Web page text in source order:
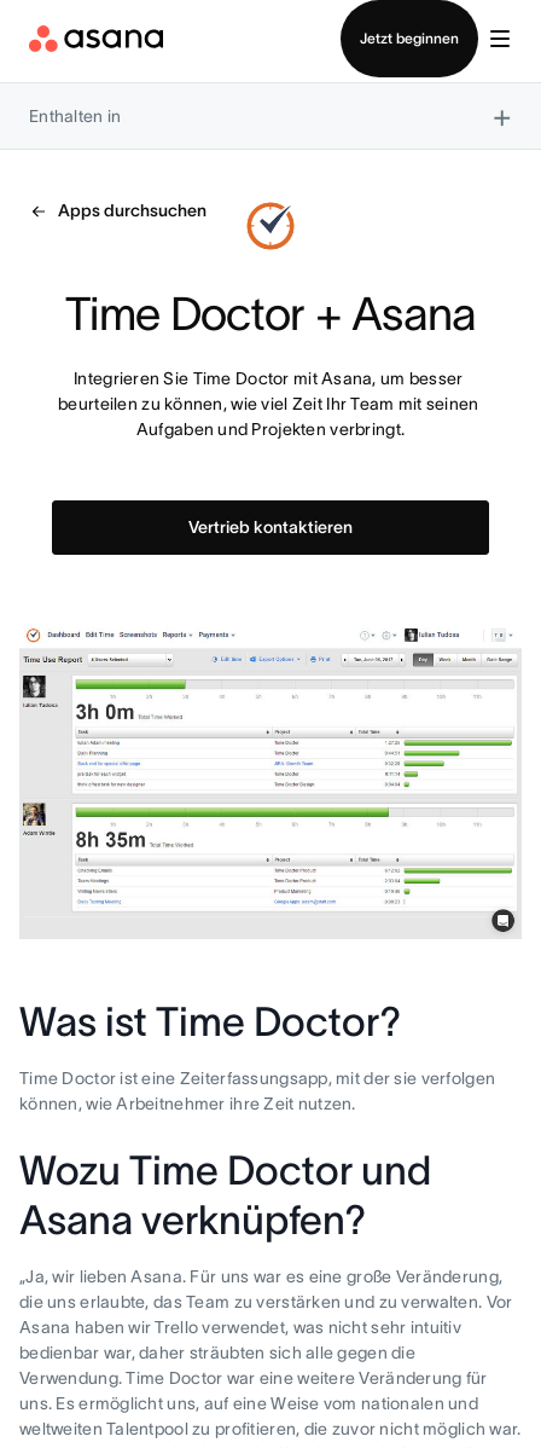
Jetzt beginnen
Vertrieb kontaktieren
Enthalten in ×
Apps durchsuchen
Time Doctor + Asana
Integrieren Sie Time Doctor mit Asana, um besser
beurteilen zu können, wie viel Zeit Ihr Team mit seinen
Aufgaben und Projekten verbringt.
Vertrieb kontaktieren
Was ist Time Doctor?
Time Doctor ist eine Zeiterfassungsapp, mit der sie verfolgen
können, wie Arbeitnehmer ihre Zeit nutzen.
Wozu Time Doctor und
Asana verknüpfen?
„Ja, wir lieben Asana. Für uns war es eine große Veränderung,
die uns erlaubte, das Team zu verstärken und zu verwalten. Vor
Asana haben wir Trello verwendet, was nicht sehr intuitiv
bedienbar war, daher sträubten sich alle gegen die
Verwendung. Time Doctor war eine weitere Veränderung für
uns. Es ermöglicht uns, auf eine Weise vom nationalen und
weltweiten Talentpool zu profitieren, die zuvor nicht möglich war.